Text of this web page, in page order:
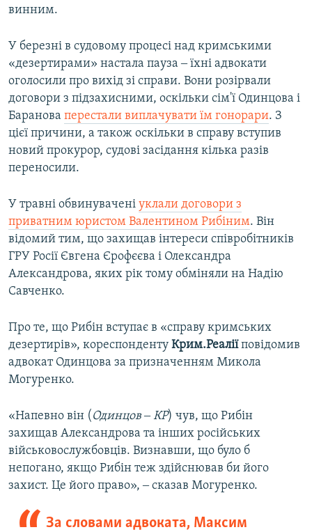
винним.
У березні в судовому процесі над кримськими
«дезертирами» настала пауза ‒ їхні адвокати
оголосили про вихід зі справи. Вони розірвали
договори з підзахисними, оскільки сім'ї Одинцова і
Баранова перестали виплачувати їм гонорари. З
цієї причини, а також оскільки в справу вступив
новий прокурор, судові засідання кілька разів
переносили.
У травні обвинувачені уклали договори з
приватним юристом Валентином Рибіним. Він
відомий тим, що захищав інтереси співробітників
ГРУ Росії Євгена Єрофєєва і Олександра
Александрова, яких рік тому обміняли на Надію
Савченко.
Про те, що Рибін вступає в «справу кримських
дезертирів», кореспонденту Крим.Реаліїповідомив
адвокат Одинцова за призначенням Микола
Могуренко.
«Напевно він ( Одинцов ‒ КР) чув, що Рибін
захищав Александрова та інших російських
військовослужбовців. Визнавши, що було б
непогано, якщо Рибін теж здійснював би його
захист. Це його право», ‒ сказав Могуренко.
За словами адвоката, Максим